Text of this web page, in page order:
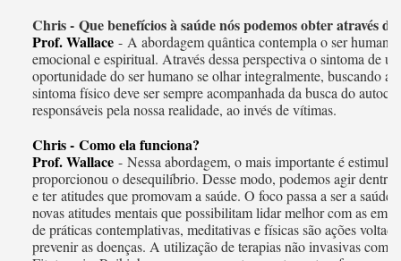
Chris - Que benefícios à saúde nós podemos obter através
Prof. Wallace- A abordagem quântica contempla o ser humano
emocional e espiritual. Através dessa perspectiva o sintoma de
oportunidade do ser humano se olhar integralmente, buscando
sintoma físico deve ser sempre acompanhada da busca do
responsáveis pela nossa realidade, ao invés de vítimas.
Chris - Como ela funciona?
Prof. Wallace- Nessa abordagem, o mais importante é
proporcionou o desequilíbrio. Desse modo, podemos agir dentro
e ter atitudes que promovam a saúde. O foco passa a ser a
novas atitudes mentais que possibilitam lidar melhor com as
de práticas contemplativas, meditativas e físicas são ações
prevenir as doenças. A utilização de terapias não invasivas